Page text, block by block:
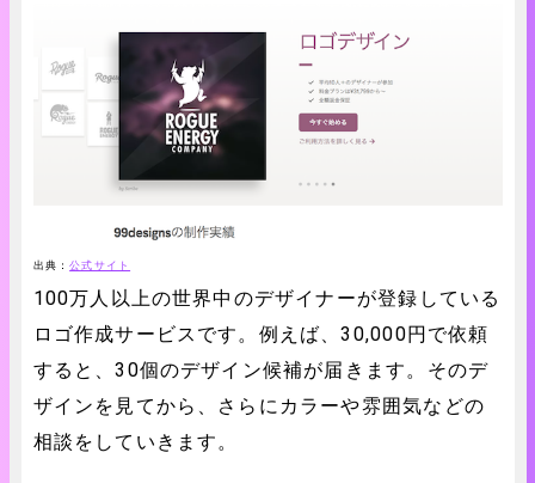
出典：公式サイト
100万人以上の世界中のデザイナーが登録している
ロゴ作成サービスです。例えば、30,000円で依頼
すると、30個のデザイン候補が届きます。そのデ
ザインを見てから、さらにカラーや雰囲気などの
相談をしていきます。